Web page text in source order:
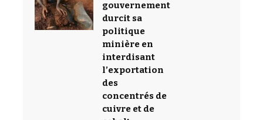
gouvernement
durcit sa
politique
minière en
interdisant
l’exportation
des
concentrés de
cuivre et de